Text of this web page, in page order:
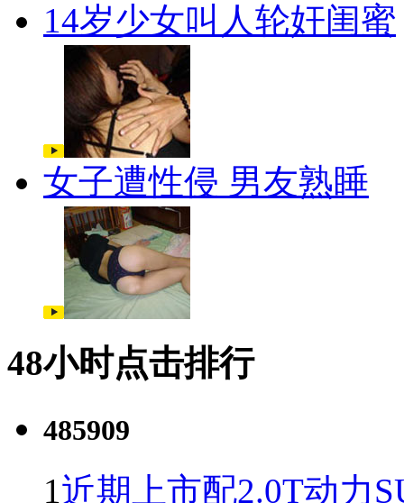
14岁少女叫人轮奸闺蜜
女子遭性侵 男友熟睡
48小时点击排行
485909
1近期上市配2.0T动力